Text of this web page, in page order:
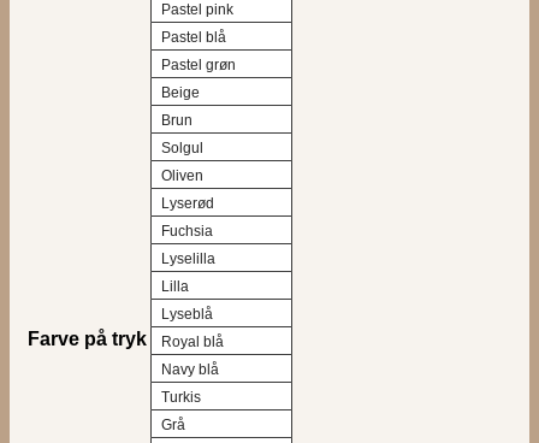
Farve på tryk
Pastel pink
Pastel blå
Pastel grøn
Beige
Brun
Solgul
Oliven
Lyserød
Fuchsia
Lyselilla
Lilla
Lyseblå
Royal blå
Navy blå
Turkis
Grå